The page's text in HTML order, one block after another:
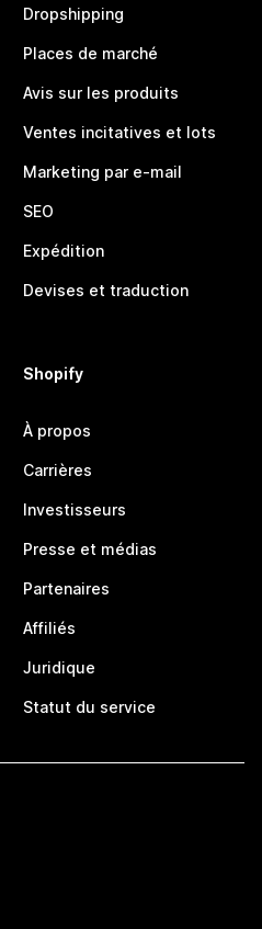
Dropshipping
Places de marché
Avis sur les produits
Ventes incitatives et lots
Marketing par e-mail
SEO
Expédition
Devises et traduction
Shopify
À propos
Carrières
Investisseurs
Presse et médias
Partenaires
Affiliés
Juridique
Statut du service